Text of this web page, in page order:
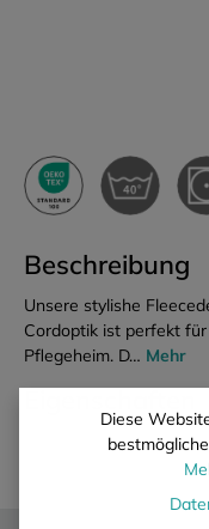
Beschreibung
Unsere stylishe
Cordoptik ist perfekt
Pflegeheim. D… Mehr
Diese